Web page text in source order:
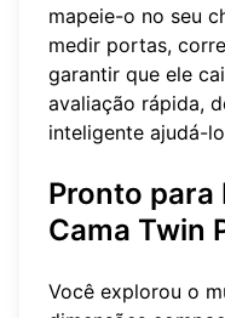
mapeie-o no seu
medir portas,
garantir que ele
avaliação rápida,
inteligente ajudá-
Pronto para
Cama Twin
Você explorou o